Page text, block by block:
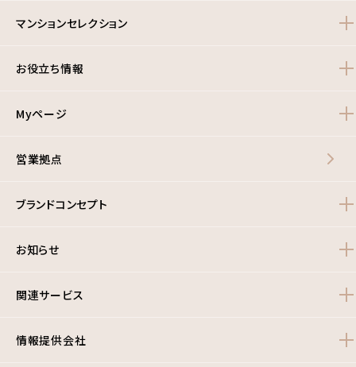
マンションセレクション
お役立ち情報
Myページ
営業拠点
ブランドコンセプト
お知らせ
関連サービス
情報提供会社